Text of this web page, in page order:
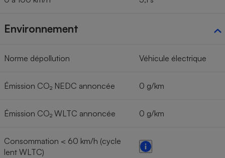
Environnement
Norme dépollution Véhicule électrique
Émission CO₂ NEDC annoncée 0 g/km
Émission CO₂ WLTC annoncée 0 g/km
Consommation < 60 km/h (cycle
lent WLTC)